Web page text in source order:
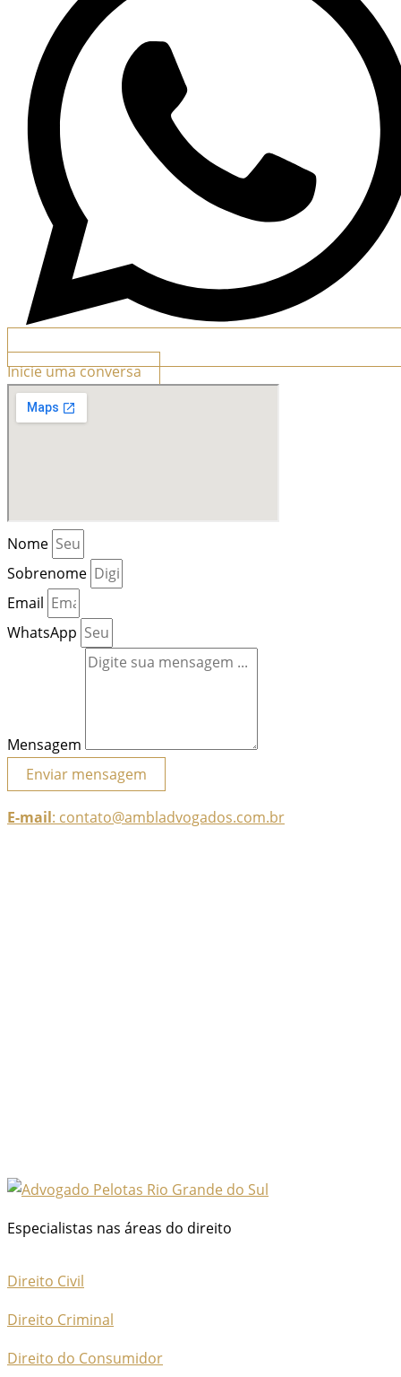
Inicie uma conversa
Nome
Sobrenome
Email
WhatsApp
Mensagem
Enviar mensagem
E-mail: contato@ambladvogados.com.br
Especialistas nas áreas do direito
Direito Civil
Direito Criminal
Direito do Consumidor